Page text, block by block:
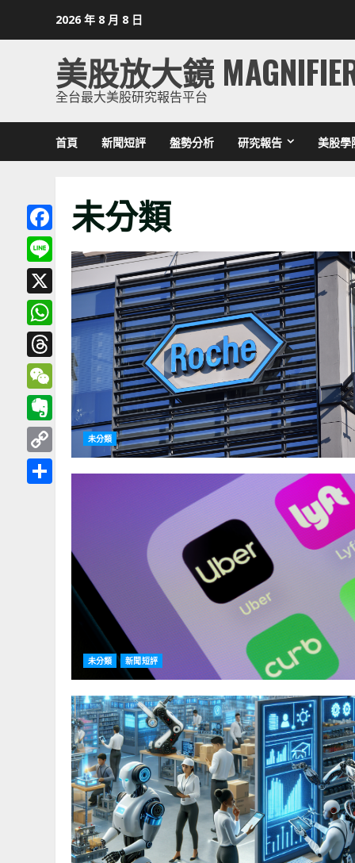
2026 年 8 月 8 日
美股放大鏡
全台最大美股研究報告平台
首頁 新聞短評 盤勢分析 研究報告 美股學
未分類
未分類
Facebook
Line
X
WhatsApp
Threads
WeChat
Evernote
Copy
未分類 新聞短評